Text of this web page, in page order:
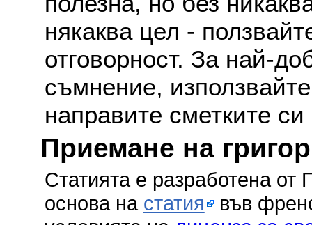
някаква цел -
отговорност. За най-
съмнение,
направите сметките
Приемане на
Статията е разработена
основа на статия във